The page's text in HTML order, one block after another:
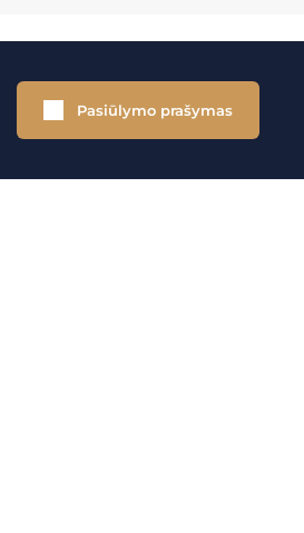
Pasiūlymo prašymas